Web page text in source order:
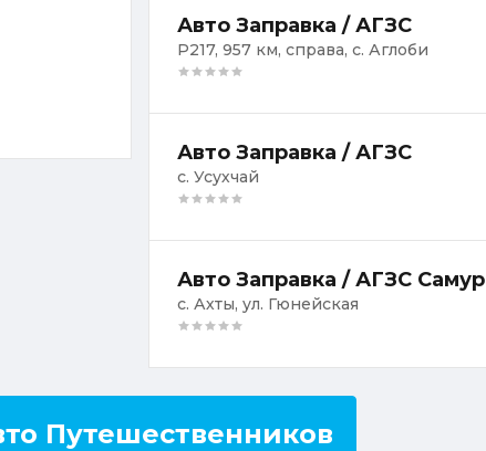
Авто Заправка / АГЗС
Р217, 957 км, справа, с. Аглоби
Авто Заправка / АГЗС
с. Усухчай
Авто Заправка / АГЗС Самур
с. Ахты, ул. Гюнейская
Путешественников